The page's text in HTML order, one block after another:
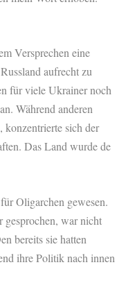
Versprechen eine
aufrecht zu
für viele Ukrainer noch
Während anderen
konzentrierte sich der
Das Land wurde de
Oligarchen gewesen.
war nicht
bereits sie hatten
ihre Politik nach innen